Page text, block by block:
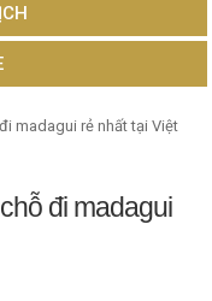
madagui rẻ nhất tại Việt
đi madagui